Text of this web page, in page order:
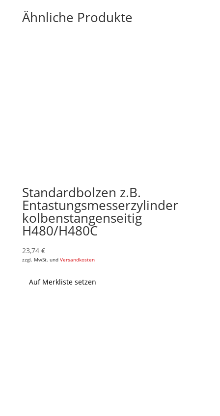
Ähnliche Produkte
Standardbolzen z.B.
Entastungsmesserzylinder
kolbenstangenseitig
H480/H480C
23,74 €
zzgl. MwSt. und Versandkosten
Auf Merkliste setzen